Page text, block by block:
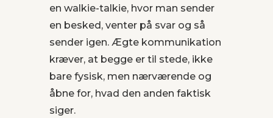
en walkie-talkie, hvor man sender
en besked, venter på svar og så
sender igen. Ægte kommunikation
kræver, at begge er til stede, ikke
bare fysisk, men nærværende og
åbne for, hvad den anden faktisk
siger.